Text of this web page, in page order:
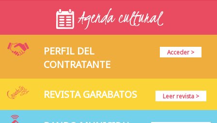
Agenda cultural
PERFIL DEL
CONTRATANTE
Acceder >
REVISTA GARABATOS Leer revista >